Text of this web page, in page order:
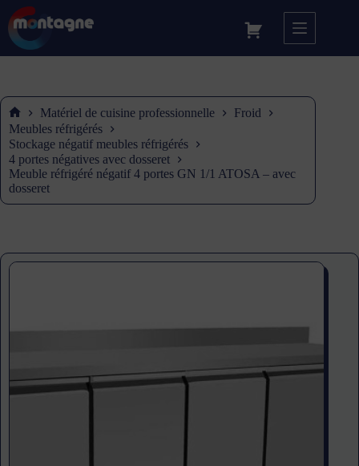
Accueil
Matériel de cuisine professionnelle
Froid
Meubles réfrigérés
Stockage négatif meubles réfrigérés
4 portes négatives avec dosseret
Meuble réfrigéré négatif 4 portes GN 1/1 ATOSA – avec
dosseret